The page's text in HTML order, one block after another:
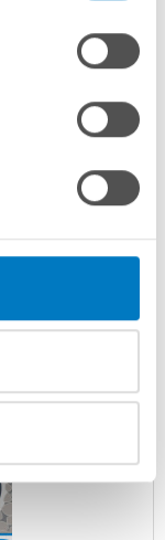
x 1,20 m